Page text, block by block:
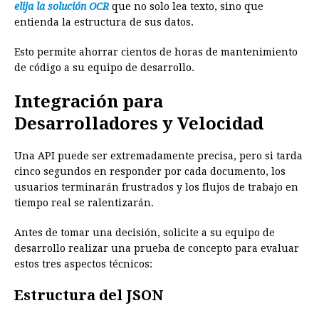
elija la solución OCR que no solo lea texto, sino que
entienda la estructura de sus datos.
Esto permite ahorrar cientos de horas de mantenimiento
de código a su equipo de desarrollo.
Integración para
Desarrolladores y Velocidad
Una API puede ser extremadamente precisa, pero si tarda
cinco segundos en responder por cada documento, los
usuarios terminarán frustrados y los flujos de trabajo en
tiempo real se ralentizarán.
Antes de tomar una decisión, solicite a su equipo de
desarrollo realizar una prueba de concepto para evaluar
estos tres aspectos técnicos:
Estructura del JSON